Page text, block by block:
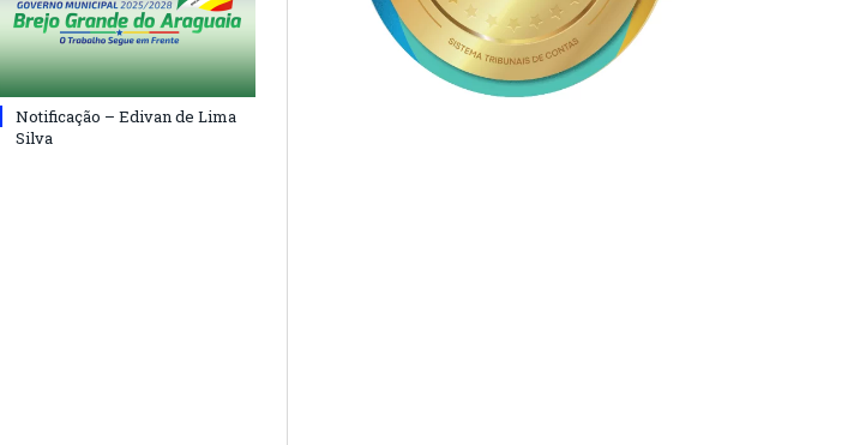
Notificação – Edivan de Lima
Silva